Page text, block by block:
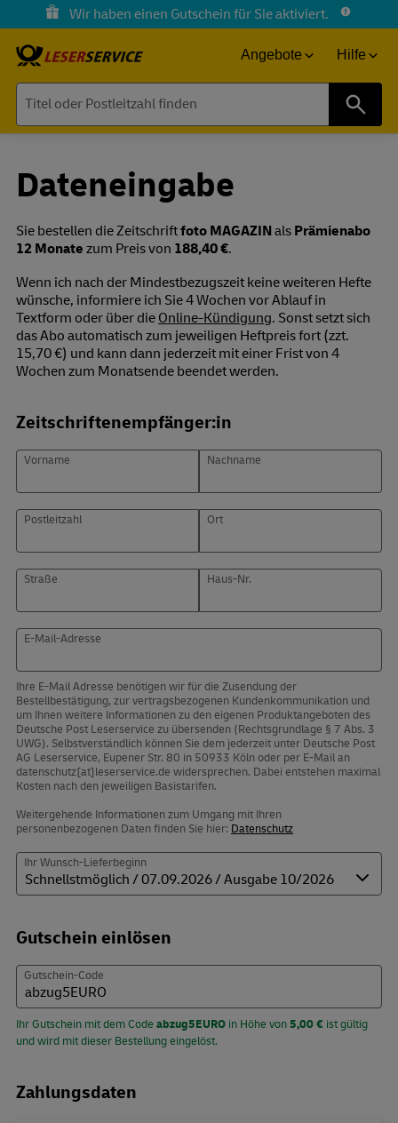
Wir haben einen Gutschein für Sie aktiviert.
Angebote Hilfe
Dateneingabe
Sie bestellen die Zeitschriftfoto MAGAZINals Prämienabo
12 Monate zum Preis von 188,40 €.
Wenn ich nach der Mindestbezugszeit keine weiteren Hefte
wünsche, informiere ich Sie 4 Wochen vor Ablauf in
Textform oder über die Online-Kündigung. Sonst setzt sich
das Abo automatisch zum jeweiligen Heftpreis fort (zzt.
15,70 €) und kann dann jederzeit mit einer Frist von 4
Wochen zum Monatsende beendet werden.
Zeitschriftenempfänger:in
Vorname Nachname
Postleitzahl Ort
Straße Haus-Nr.
E-Mail-Adresse
Ihre E-Mail Adresse benötigen wir für die Zusendung der
Bestellbestätigung, zur vertragsbezogenen Kundenkommunikation und
um Ihnen weitere Informationen zu den eigenen Produktangeboten des
Deutsche Post Leserservice zu übersenden (Rechtsgrundlage § 7 Abs. 3
UWG). Selbstverständlich können Sie dem jederzeit unter Deutsche Post
AG Leserservice, Eupener Str. 80 in 50933 Köln oder per E-Mail an
datenschutz[at]leserservice.de widersprechen. Dabei entstehen maximal
Kosten nach den jeweiligen Basistarifen.
Weitergehende Informationen zum Umgang mit Ihren
personenbezogenen Daten finden Sie hier: Datenschutz
Ihr Wunsch-Lieferbeginn
Gutschein einlösen
Gutschein-Code
Ihr Gutschein mit dem Code abzug5EURO in Höhe von5,00 € ist gültig
und wird mit dieser Bestellung eingelöst.
Zahlungsdaten